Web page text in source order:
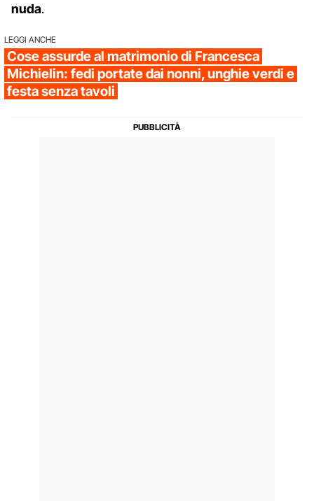
nuda.
LEGGI ANCHE
Cose assurde al matrimonio di Francesca
Michielin: fedi portate dai nonni, unghie verdi e
festa senza tavoli